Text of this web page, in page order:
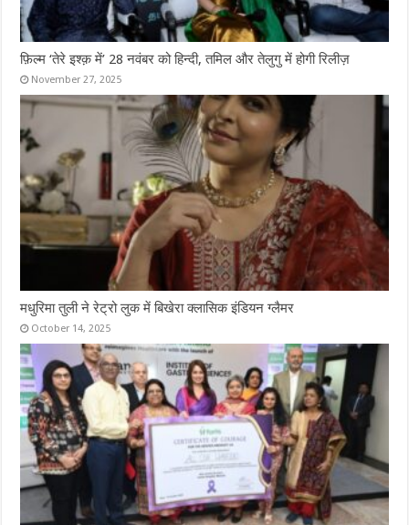
फ़िल्म ‘तेरे इश्क़ में’ 28 नवंबर को हिन्दी, तमिल और तेलुगु में होगी रिलीज़
November 27, 2025
मधुरिमा तुली ने रेट्रो लुक में बिखेरा क्लासिक इंडियन ग्लैमर
October 14, 2025